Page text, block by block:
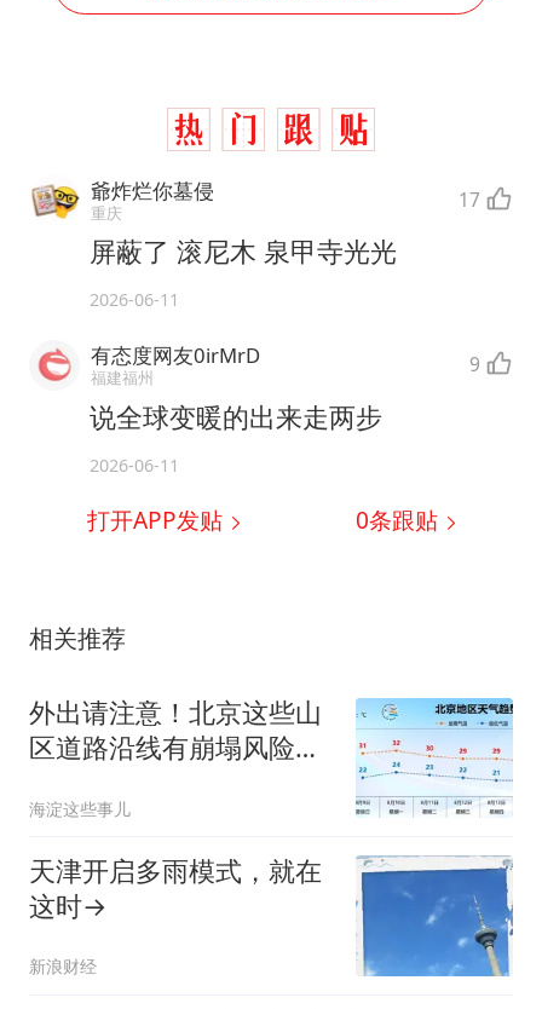
爺炸烂你墓侵
重庆 17
屏蔽了 滚尼木 泉甲寺光光
2026-06-11
有态度网友0irMrD
福建福州 9
说全球变暖的出来走两步
2026-06-11
打开APP发贴 0条跟贴
相关推荐
外出请注意！北京这些山
区道路沿线有崩塌风险，
新预报——
海淀这些事儿
天津开启多雨模式，就在
这时→
新浪财经